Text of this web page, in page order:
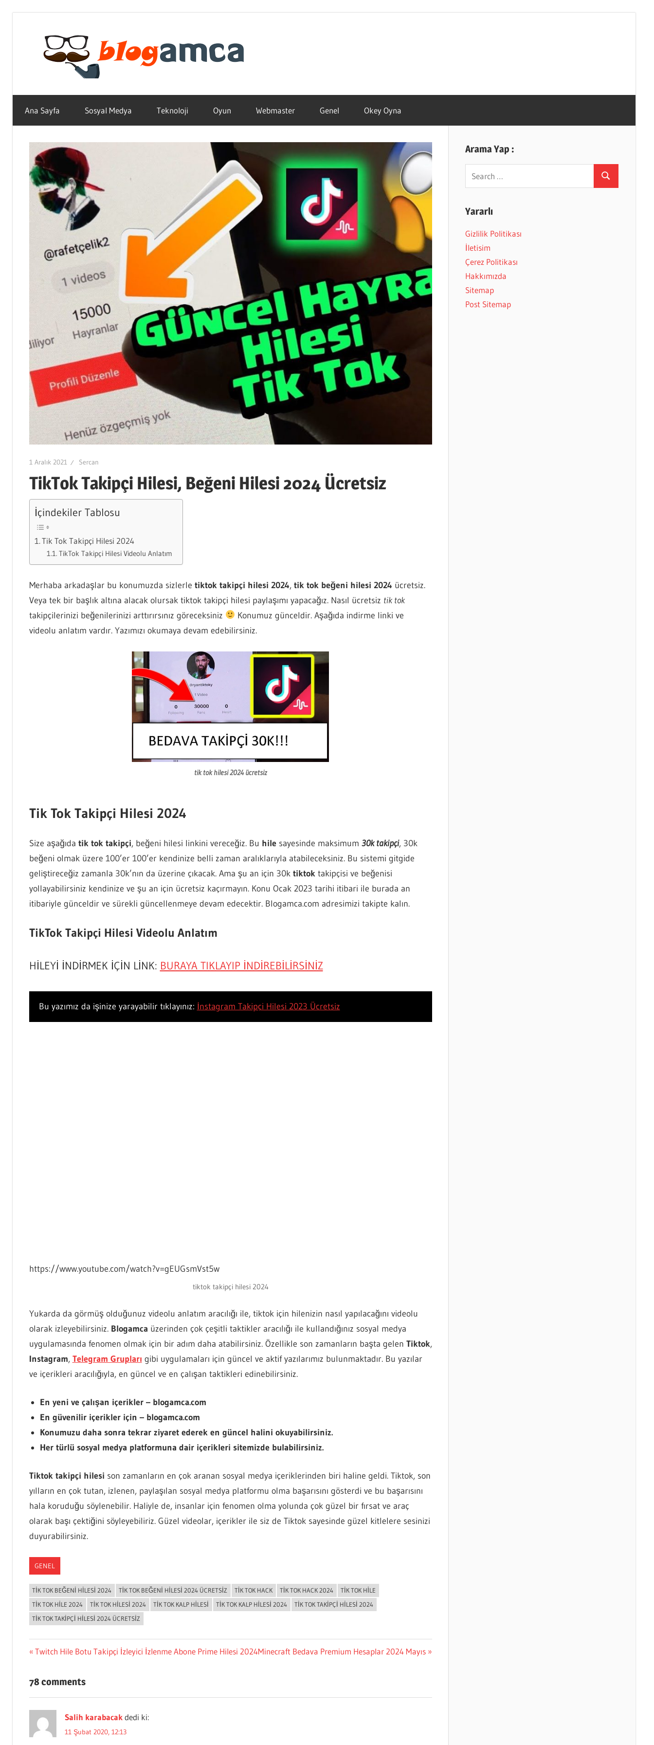
Haber,
Bilgi
–
Amcası
Ana Sayfa Sosyal Medya Teknoloji Oyun Webmaster Genel Okey Oyna
1 Aralık 2021 Sercan
TikTok Takipçi Hilesi, Beğeni Hilesi 2024 Ücretsiz
İçindekiler Tablosu
Tik Tok Takipçi Hilesi 2024
TikTok Takipçi Hilesi Videolu Anlatım
Merhaba arkadaşlar bu konumuzda sizlerle tiktok takipçi hilesi 2024, tik tok beğeni hilesi 2024 ücretsiz.
Veya tek bir başlık altına alacak olursak tiktok takipçi hilesi paylaşımı yapacağız. Nasıl ücretsiz tik tok
takipçilerinizi beğenilerinizi arttırırsınız göreceksiniz
Konumuz günceldir. Aşağıda indirme linki ve
videolu anlatım vardır. Yazımızı okumaya devam edebilirsiniz.
tik tok hilesi 2024 ücretsiz
Tik Tok Takipçi Hilesi 2024
Size aşağıda tik tok takipçi, beğeni hilesi linkini vereceğiz. Bu hilesayesinde maksimum 30k takipçi, 30k
beğeni olmak üzere 100’er 100’er kendinize belli zaman aralıklarıyla atabileceksiniz. Bu sistemi gitgide
geliştireceğiz zamanla 30k’nın da üzerine çıkacak. Ama şu an için 30k tiktoktakipçisi ve beğenisi
yollayabilirsiniz kendinize ve şu an için ücretsiz kaçırmayın. Konu Ocak 2023 tarihi itibari ile burada an
itibariyle günceldir ve sürekli güncellenmeye devam edecektir. Blogamca.com adresimizi takipte kalın.
TikTok Takipçi Hilesi Videolu Anlatım
HİLEYİ İNDİRMEK İÇİN LİNK: BURAYA TIKLAYIP İNDİREBİLİRSİNİZ
Bu yazımız da işinize yarayabilir tıklayınız: İnstagram Takipçi Hilesi 2023 Ücretsiz
https://www.youtube.com/watch?v=gEUGsmVst5w
tiktok takipçi hilesi 2024
Yukarda da görmüş olduğunuz videolu anlatım aracılığı ile, tiktok için hilenizin nasıl yapılacağını videolu
olarak izleyebilirsiniz. Blogamca üzerinden çok çeşitli taktikler aracılığı ile kullandığınız sosyal medya
uygulamasında fenomen olmak için bir adım daha atabilirsiniz. Özellikle son zamanların başta gelen Tiktok,
Instagram, Telegram Grupları gibi uygulamaları için güncel ve aktif yazılarımız bulunmaktadır. Bu yazılar
ve içerikleri aracılığıyla, en güncel ve en çalışan taktikleri edinebilirsiniz.
En yeni ve çalışan içerikler – blogamca.com
En güvenilir içerikler için – blogamca.com
Konumuzu daha sonra tekrar ziyaret ederek en güncel halini okuyabilirsiniz.
Her türlü sosyal medya platformuna dair içerikleri sitemizde bulabilirsiniz.
Tiktok takipçi hilesi son zamanların en çok aranan sosyal medya içeriklerinden biri haline geldi. Tiktok, son
yılların en çok tutan, izlenen, paylaşılan sosyal medya platformu olma başarısını gösterdi ve bu başarısını
hala koruduğu söylenebilir. Haliyle de, insanlar için fenomen olma yolunda çok güzel bir fırsat ve araç
olarak başı çektiğini söyleyebiliriz. Güzel videolar, içerikler ile siz de Tiktok sayesinde güzel kitlelere sesinizi
duyurabilirsiniz.
GENEL
TIK TOK BEĞENI HILESI 2024 TIK TOK BEĞENI HILESI 2024 ÜCRETSIZ TIK TOK HACK TIK TOK HACK 2024
TIK TOK HILE
TIK TOK HILE 2024
TIK TOK HILESI 2024 TIK TOK KALP HILESI TIK TOK KALP HILESI 2024
TIK TOK TAKIPÇI HILESI 2024
TIK TOK TAKIPÇI HILESI 2024 ÜCRETSIZ
Yazı
Previous
Twitch Hile Botu Takipçi İzleyici İzlenme Abone Prime Hilesi 2024Next
Minecraft Bedava Premium Hesaplar 2024 Mayıs
78 comments
Salih karabacak dedi ki:
11 Şubat 2020, 12:13
Arama Yap :
Search
Yararlı
Gizlilik Politikası
İletisim
Çerez Politikası
Hakkımızda
Sitemap
Post Sitemap